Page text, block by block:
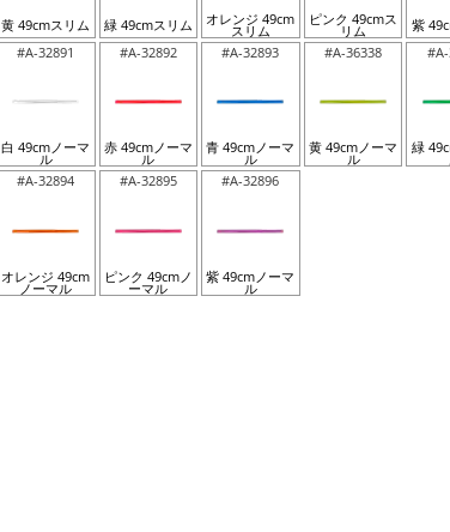
黄 49cmスリム 緑 49cmスリム オレンジ 49cm
スリム
ピンク 49cmス
リム
紫
#A-32891
白 49cmノーマ
ル
#A-32892
赤 49cmノーマ
ル
#A-32893
青 49cmノーマ
ル
#A-36338
黄 49cmノーマ
ル
緑
#A-32894
オレンジ 49cm
ノーマル
#A-32895
ピンク 49cmノ
ーマル
#A-32896
紫 49cmノーマ
ル